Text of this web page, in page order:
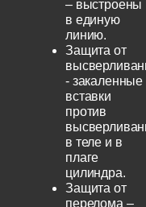
– выстроены
в единую
линию.
Защита от
- закаленные
вставки
против
в теле и в
плаге
цилиндра.
Защита от
перелома –